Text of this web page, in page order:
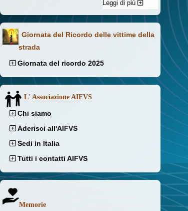
Leggi di più
Giornata del Ricordo delle vittime della
strada
Giornata del ricordo 2025
L' Associazione AIFVS
Chi siamo
Aderisci all'AIFVS
Sedi in Italia
Tutti i contatti AIFVS
Memorie